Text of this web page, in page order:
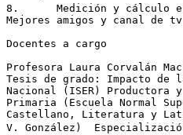
8.	Medición y cálculo estadístico de la cuenta en la red social.
Mejores amigos y canal de
Docentes a cargo
Profesora Laura Corvalán
Tesis de grado: Impacto de
Nacional (ISER) Productora
Primaria (Escuela Normal
Castellano, Literatura y
V. González) 